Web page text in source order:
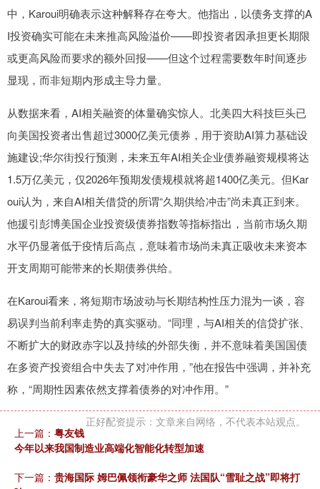
中，Karoui明确表示这种解释存在夸大。他指出，以债务支撑的A
I投资确实可能在未来推高风险溢价——即投资者因承担更长期限
或更高风险而要求的额外回报——但这个过程需要数年时间逐步
显现，而非短期内形成主导力量。
从数据来看，AI相关融资的体量确实惊人。北美四大科技巨头已
向美国投资者出售超过3000亿美元债券，用于资助AI算力基础设
施建设;华尔街投行预测，未来五年AI相关企业债券融资规模将达
1.5万亿美元，仅2026年预期发债规模就将超1400亿美元。但Kar
oui认为，来自AI相关借贷的所谓“久期供给冲击”尚未真正到来。
他援引彭博美国企业投资级债券指数等指标指出，当前市场久期
水平仍显著低于疫情后高点，意味着市场尚未真正吸收未来资本
开支周期可能带来的长期债券供给。
在Karoui看来，将短期市场波动与长期结构性压力混为一谈，容
易误判当前利率走势的真实驱动。“同理，与AI相关的信贷扩张、
不断扩大的财政赤字以及持续的外部失衡，并不意味着美国国债
在多资产投资组合中失去了对冲作用，”他在报告中强调，并补充
称，“周期性因素依然支撑着债券的对冲作用。”
正好配资提示：文章来自网络，不代表本站观点。
上一篇： 粤友钱
今年以来我国制造业高端化智能化转型加速
下一篇： 贵海国际 姆巴佩领衔豪华之师 法国队“雪耻之战”即将打